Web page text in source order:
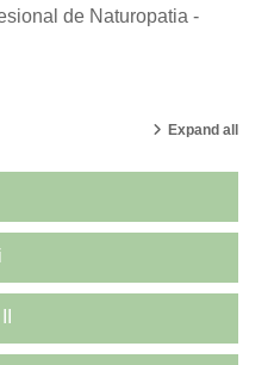
de Naturopatia -
Expand all